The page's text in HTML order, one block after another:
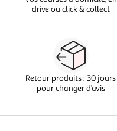
drive ou click & collect
Retour produits : 30 jours
pour changer d’avis